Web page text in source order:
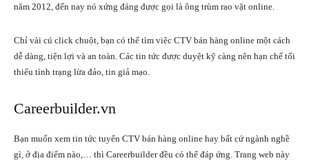
năm 2012, đến nay nó xứng đáng được gọi là ông trùm rao vặt online.
Chỉ vài cú click chuột, bạn có thể tìm việc CTV bán hàng online một cách
dễ dàng, tiện lợi và an toàn. Các tin tức được duyệt kỹ càng nên hạn chế tối
thiểu tình trạng lừa đảo, tin giả mạo.
Careerbuilder.vn
Bạn muốn xem tin tức tuyển CTV bán hàng online hay bất cứ ngành nghề
gì, ở địa điểm nào,… thì Careerbuilder đều có thể đáp ứng. Trang web này